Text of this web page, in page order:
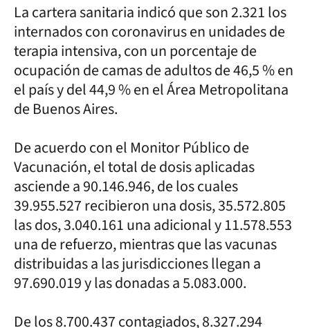
La cartera sanitaria indicó que son 2.321 los
internados con coronavirus en unidades de
terapia intensiva, con un porcentaje de
ocupación de camas de adultos de 46,5 % en
el país y del 44,9 % en el Área Metropolitana
de Buenos Aires.
De acuerdo con el Monitor Público de
Vacunación, el total de dosis aplicadas
asciende a 90.146.946, de los cuales
39.955.527 recibieron una dosis, 35.572.805
las dos, 3.040.161 una adicional y 11.578.553
una de refuerzo, mientras que las vacunas
distribuidas a las jurisdicciones llegan a
97.690.019 y las donadas a 5.083.000.
De los 8.700.437 contagiados, 8.327.294